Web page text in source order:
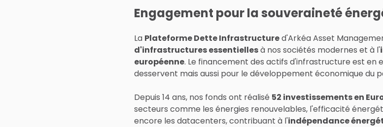
Engagement pour la souveraineté
La Plateforme Dette Infrastructured'Arkéa Asset
d'infrastructures essentiellesà nos sociétés modernes et à l'
européenne. Le financement des actifs d'infrastructure est en
desservent mais aussi pour le développement économique du
Depuis 14 ans, nos fonds ont réalisé 52 investissements en
secteurs comme les énergies renouvelables, l'efficacité
encore les datacenters, contribuant à l'indépendance